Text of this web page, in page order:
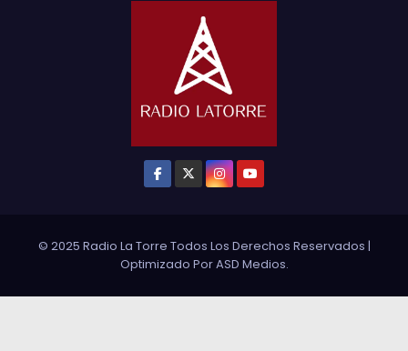
© 2025 Radio La Torre Todos Los Derechos Reservados |
Optimizado PorASD Medios.